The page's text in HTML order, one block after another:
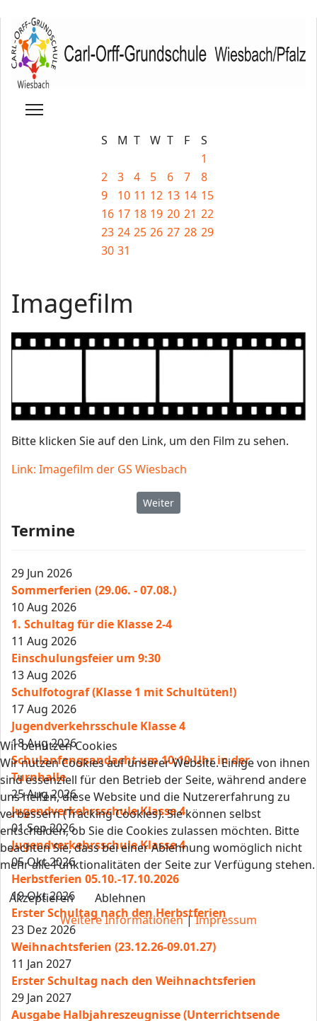
S M T W T F
S
1
2
3 4 5 6 7
8
9
10 11 12 13 14 15
16 17 18 19 20 21 22
23 24 25 26 27 28 29
30 31
Imagefilm
Bitte klicken Sie auf den Link, um den Film zu sehen.
Link: Imagefilm der GS Wiesbach
Nächster Beitrag: Hausordnung
Weiter
Termine
29 Jun 2026
Sommerferien (29.06. - 07.08.)
10 Aug 2026
1. Schultag für die Klasse 2-4
11 Aug 2026
Einschulungsfeier um 9:30
13 Aug 2026
Schulfotograf (Klasse 1 mit Schultüten!)
17 Aug 2026
Jugendverkehrsschule Klasse 4
18 Aug 2026
Schulanfangsandacht um 10:10 Uhr in der
Turnhalle
25 Aug 2026
Jugendverkehrsschule Klasse 4
01 Sep 2026
Jugendverkehrsschule Klasse 4
05 Okt 2026
Herbstferien 05.10.-17.10.2026
19 Okt 2026
Erster Schultag nach den Herbstferien
23 Dez 2026
Weihnachtsferien (23.12.26-09.01.27)
11 Jan 2027
Erster Schultag nach den Weihnachtsferien
29 Jan 2027
Ausgabe Halbjahreszeugnisse (Unterrichtsende
Wir benutzen Cookies
Wir nutzen Cookies auf unserer Website. Einige von ihnen
sind essenziell für den Betrieb der Seite, während andere
uns helfen, diese Website und die Nutzererfahrung zu
verbessern (Tracking Cookies). Sie können selbst
entscheiden, ob Sie die Cookies zulassen möchten. Bitte
beachten Sie, dass bei einer Ablehnung womöglich nicht
mehr alle Funktionalitäten der Seite zur Verfügung stehen.
Akzeptieren
Ablehnen
Weitere Informationen|Impressum